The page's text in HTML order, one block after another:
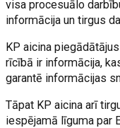
visa procesuālo
informācija un tirgus
KP aicina
rīcībā ir informācija,
garantē informācijas
Tāpat KP aicina arī
iespējamā līguma par